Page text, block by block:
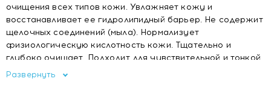
очищения всех типов кожи. Увлажняет кожу и
восстанавливает ее гидролипидный барьер. Не содержит
щелочных соединений (мыла). Нормализует
физиологическую кислотность кожи. Тщательно и
глубоко очищает. Подходит для чувствительной и тонкой
кожи, не переносящей мыла.
Развернуть